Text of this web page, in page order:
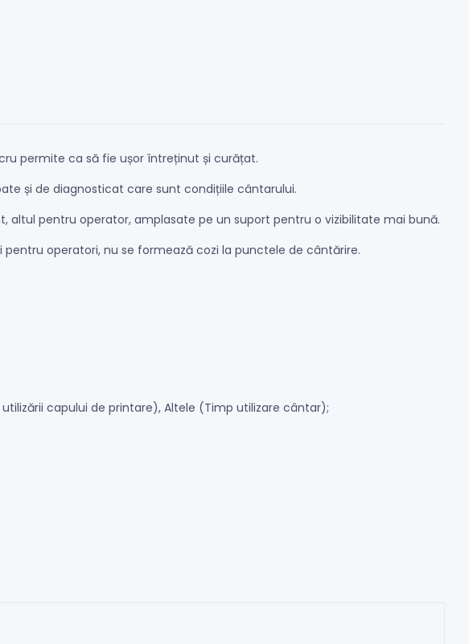
permite ca să fie ușor întreținut și curățat.
și de diagnosticat care sunt condițiile cântarului.
altul pentru operator, amplasate pe un suport pentru o vizibilitate mai bună.
operatori, nu se formează cozi la punctele de cântărire.
capului de printare), Altele (Timp utilizare cântar);